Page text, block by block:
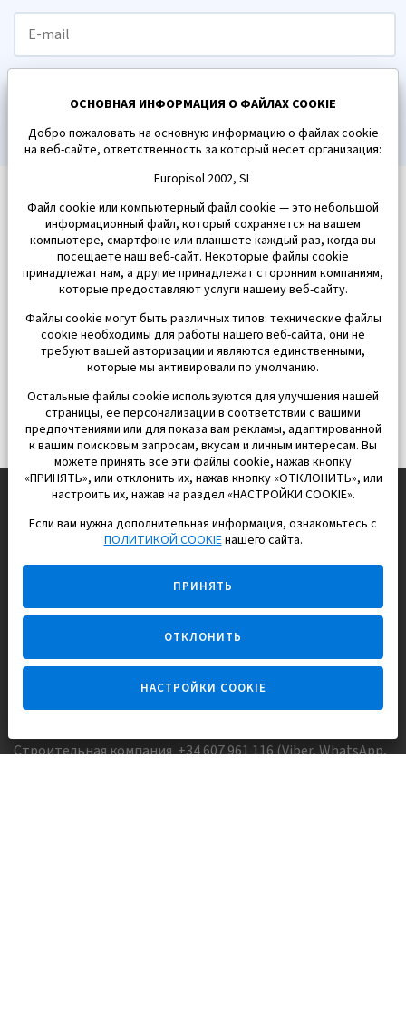
ПОДПИСАТЬСЯ
EUROPISOL 2002 S.L.
Строим и продаем дома
для счастливой жизни в Испании
Задайте вопрос
Строительная компания +34 607 961 116 (Viber, WhatsApp,
ОСНОВНАЯ ИНФОРМАЦИЯ О ФАЙЛАХ COOKIE
Добро пожаловать на основную информацию о файлах cookie
на веб-сайте, ответственность за который несет организация:
Europisol 2002, SL
Файл cookie или компьютерный файл cookie — это небольшой
информационный файл, который сохраняется на вашем
компьютере, смартфоне или планшете каждый раз, когда вы
посещаете наш веб-сайт. Некоторые файлы cookie
принадлежат нам, а другие принадлежат сторонним компаниям,
которые предоставляют услуги нашему веб-сайту.
Файлы cookie могут быть различных типов: технические файлы
cookie необходимы для работы нашего веб-сайта, они не
требуют вашей авторизации и являются единственными,
которые мы активировали по умолчанию.
Остальные файлы cookie используются для улучшения нашей
страницы, ее персонализации в соответствии с вашими
предпочтениями или для показа вам рекламы, адаптированной
к вашим поисковым запросам, вкусам и личным интересам. Вы
можете принять все эти файлы cookie, нажав кнопку
«ПРИНЯТЬ», или отклонить их, нажав кнопку «ОТКЛОНИТЬ», или
настроить их, нажав на раздел «НАСТРОЙКИ COOKIE».
Если вам нужна дополнительная информация, ознакомьтесь с
ПОЛИТИКОЙ COOKIEнашего сайта.
ПРИНЯТЬ
ОТКЛОНИТЬ
НАСТРОЙКИ COOKIE